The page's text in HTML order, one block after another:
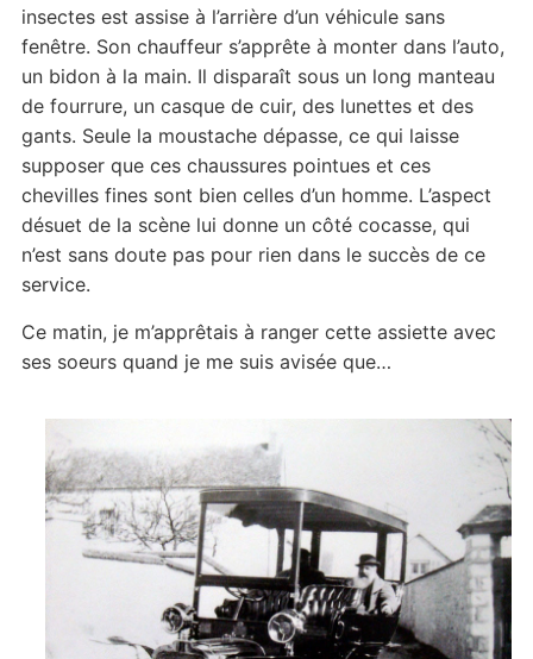
insectes est assise à l’arrière d’un véhicule sans
fenêtre. Son chauffeur s’apprête à monter dans l’auto,
un bidon à la main. Il disparaît sous un long manteau
de fourrure, un casque de cuir, des lunettes et des
gants. Seule la moustache dépasse, ce qui laisse
supposer que ces chaussures pointues et ces
chevilles fines sont bien celles d’un homme. L’aspect
désuet de la scène lui donne un côté cocasse, qui
n’est sans doute pas pour rien dans le succès de ce
service.
Ce matin, je m’apprêtais à ranger cette assiette avec
ses soeurs quand je me suis avisée que…